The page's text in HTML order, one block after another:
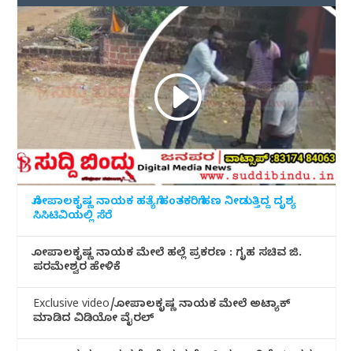
ಗೋಪಾಲಕೃಷ್ಣ ನಾಯಕ ಹತ್ಯೆಗೆ ಹಂತಕರಿಗೆ ಹಣ ನೀಡುತ್ತಿದ್ದ ದೃಶ್ಯ
ಸಿಸಿಟಿವಿಯಲ್ಲಿ ಸೆರೆ
ಗೋಪಾಲಕೃಷ್ಣ ನಾಯಕ ಮೇಲೆ ಹಲ್ಲೆ ಪ್ರಕರಣ : ಗೃಹ ಸಚಿವ ಜಿ.
ಪರಮೇಶ್ವರ ಹೇಳಿಕೆ
Exclusive video/ಗೋಪಾಲಕೃಷ್ಣ ನಾಯಕ ಮೇಲೆ ಅಟ್ಯಾಕ್
ಮಾಡಿದ ವಿಡಿಯೋ ವೈರಲ್